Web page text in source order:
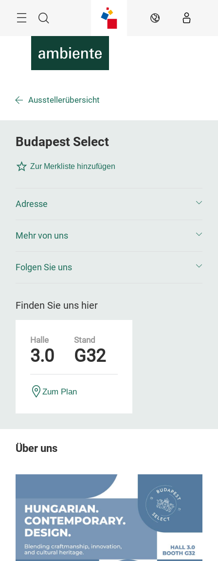
Suche DE
Ausstellerübersicht
Budapest Select
Zur Merkliste hinzufügen
Adresse
Mehr von uns
Folgen Sie uns
Finden Sie uns hier
Halle
3.0
Stand
G32
Zum Plan
Über uns